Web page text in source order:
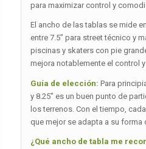
para maximizar control y
El ancho de las tablas se mide
entre 7.5″ para street técnico y
piscinas y skaters con pie
mejora notablemente el control
Guía de elección: Para
y 8.25″ es un buen punto de
los terrenos. Con el tiempo,
que mejor se adapta a su forma
¿Qué ancho de tabla me